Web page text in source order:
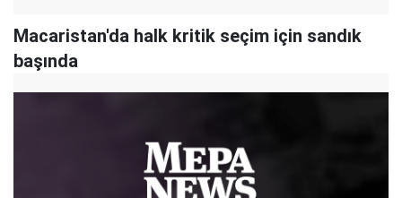
Macaristan'da halk kritik seçim için sandık
başında